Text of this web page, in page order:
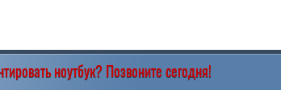
ноутбук? Позвоните сегодня!